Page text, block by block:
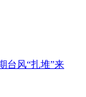
台风“扎堆”来